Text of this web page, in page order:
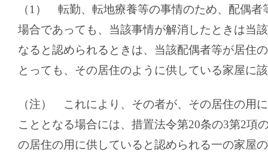
（1 ） 転勤、転地療養等の事情のため、配偶者
場合であっても、当該事情が解消したときは当
なると認められるときは、当該配偶者等が居住
とっても、その居住のように供している家屋に
（注） これにより、その者が、その居住の用
こととなる場合には、措置法令第20条の3第2項
の居住の用に供していると認められる一の家屋